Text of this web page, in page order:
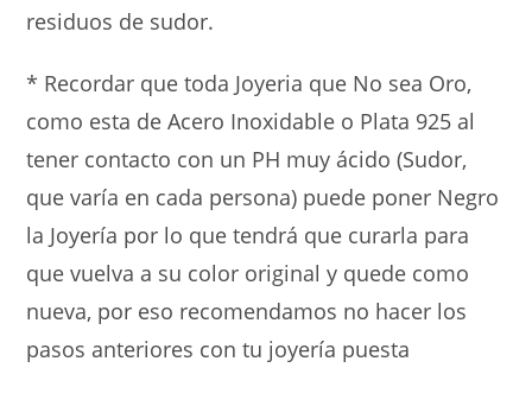
residuos de sudor.
* Recordar que toda Joyeria que No sea Oro,
como esta de Acero Inoxidable o Plata 925 al
tener contacto con un PH muy ácido (Sudor,
que varía en cada persona) puede poner Negro
la Joyería por lo que tendrá que curarla para
que vuelva a su color original y quede como
nueva, por eso recomendamos no hacer los
pasos anteriores con tu joyería puesta